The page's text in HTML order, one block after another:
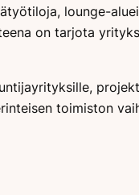
lounge-
on tarjota
toimiston